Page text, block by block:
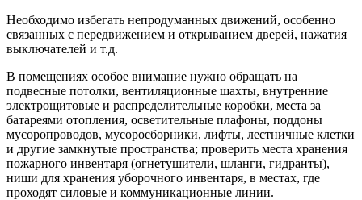
Необходимо избегать непродуманных движений, особенно
связанных с передвижением и открыванием дверей, нажатия
выключателей и т.д.
В помещениях особое внимание нужно обращать на
подвесные потолки, вентиляционные шахты, внутренние
электрощитовые и распределительные коробки, места за
батареями отопления, осветительные плафоны, поддоны
мусоропроводов, мусоросборники, лифты, лестничные клетки
и другие замкнутые пространства; проверить места хранения
пожарного инвентаря (огнетушители, шланги, гидранты),
ниши для хранения уборочного инвентаря, в местах, где
проходят силовые и коммуникационные линии.